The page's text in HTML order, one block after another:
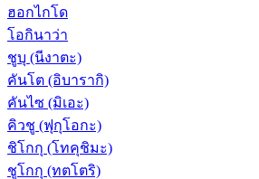
ฮอกไกโด
โอกินาว่า
ชูบุ (นีงาตะ)
คันโต (อิบารากิ)
คันไซ (มิเอะ)
คิวชู (ฟุกุโอกะ)
ชิโกกุ (โทคุชิมะ)
ชูโกกุ (ทตโตริ)